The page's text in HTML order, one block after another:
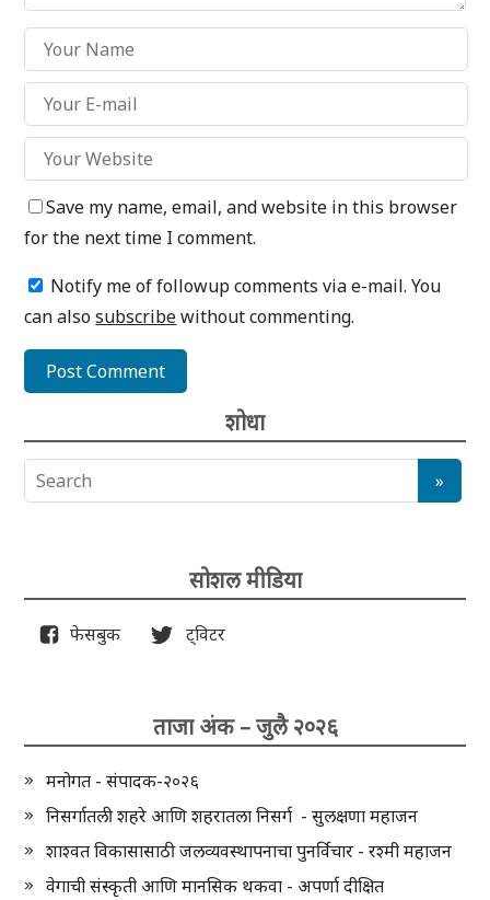
Save my name, email, and website in this browser
for the next time I comment.
Notify me of followup comments via e-mail. You
can alsosubscribewithout commenting.
शोधा
सोशल मीडिया
फेसबुक ट्विटर
ताजा अंक – जुलै २०२६
मनोगत - संपादक-२०२६
निसर्गातली शहरे आणि शहरातला निसर्ग - सुलक्षणा महाजन
शाश्वत विकासासाठी जलव्यवस्थापनाचा पुनर्विचार - रश्मी महाजन
वेगाची संस्कृती आणि मानसिक थकवा - अपर्णा दीक्षित